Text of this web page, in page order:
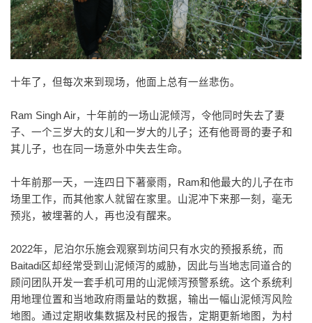
十年了，但每次来到现场，他面上总有一丝悲伤。
Ram Singh Air，十年前的一场山泥倾泻，令他同时失去了妻
子、一个三岁大的女儿和一岁大的儿子；还有他哥哥的妻子和
其儿子，也在同一场意外中失去生命。
十年前那一天，一连四日下著豪雨，Ram和他最大的儿子在市
场里工作，而其他家人就留在家里。山泥冲下来那一刻，毫无
预兆，被埋著的人，再也没有醒来。
2022年，尼泊尔乐施会观察到坊间只有水灾的预报系统，而
Baitadi区却经常受到山泥倾泻的威胁，因此与当地志同道合的
顾问团队开发一套手机可用的山泥倾泻预警系统。这个系统利
用地理位置和当地政府雨量站的数据，输出一幅山泥倾泻风险
地图。通过定期收集数据及村民的报告，定期更新地图，为村